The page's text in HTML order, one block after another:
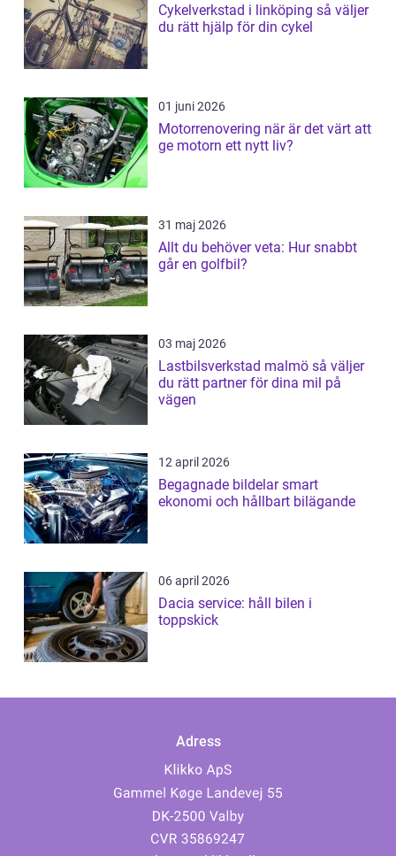
Cykelverkstad i linköping så väljer
du rätt hjälp för din cykel
01 juni 2026
Motorrenovering när är det värt att
ge motorn ett nytt liv?
31 maj 2026
Allt du behöver veta: Hur snabbt
går en golfbil?
03 maj 2026
Lastbilsverkstad malmö så väljer
du rätt partner för dina mil på
vägen
12 april 2026
Begagnade bildelar smart
ekonomi och hållbart bilägande
06 april 2026
Dacia service: håll bilen i
toppskick
Adress